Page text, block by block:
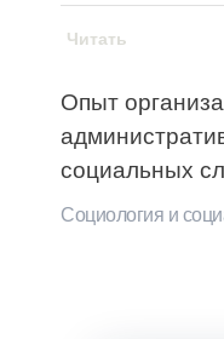
Опыт
социальных
Социология и
Читать